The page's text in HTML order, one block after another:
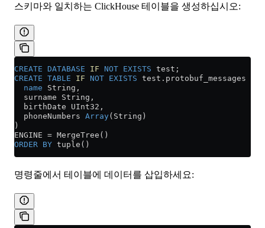
스키마와 일치하는 ClickHouse 테이블을 생성하십시오:
CREATE DATABASE IF NOT EXISTS test;
CREATE TABLE IF NOT EXISTS test . protobuf_messages
  name
String,
  surname String,
  birthDate UInt32,
  phoneNumbers
Array(String)
)
ENGINE = MergeTree()
ORDER BY tuple()
명령줄에서 테이블에 데이터를 삽입하세요: